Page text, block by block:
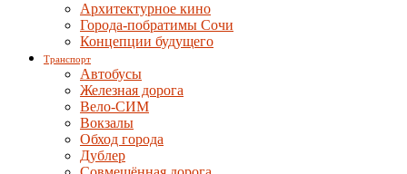
Архитектурное кино
Города-побратимы Сочи
Концепции будущего
Транспорт
Автобусы
Железная дорога
Вело-СИМ
Вокзалы
Обход города
Дублер